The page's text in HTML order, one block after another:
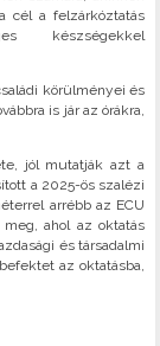
cél a felzárkóztatás
készségekkel
körülményei és
is jár az órákra,
jól mutatják azt a
a 2025-ös szalézi
arrébb az ECU
ahol az oktatás
és társadalmi
az oktatásba,